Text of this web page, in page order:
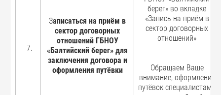
Записаться на приём в
сектор договорных
отношений ГБНОУ
«Балтийский берег» для
заключения договора и
оформления путёвки
берег» во вкладке
«Запись на приём в
сектор договорных
отношений»
Обращаем Ваше
внимание, оформление
путёвок специалистами